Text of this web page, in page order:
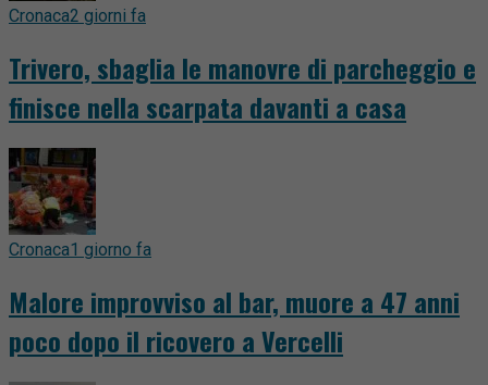
Cronaca2 giorni fa
Trivero, sbaglia le manovre di parcheggio e
finisce nella scarpata davanti a casa
Cronaca1 giorno fa
Malore improvviso al bar, muore a 47 anni
poco dopo il ricovero a Vercelli